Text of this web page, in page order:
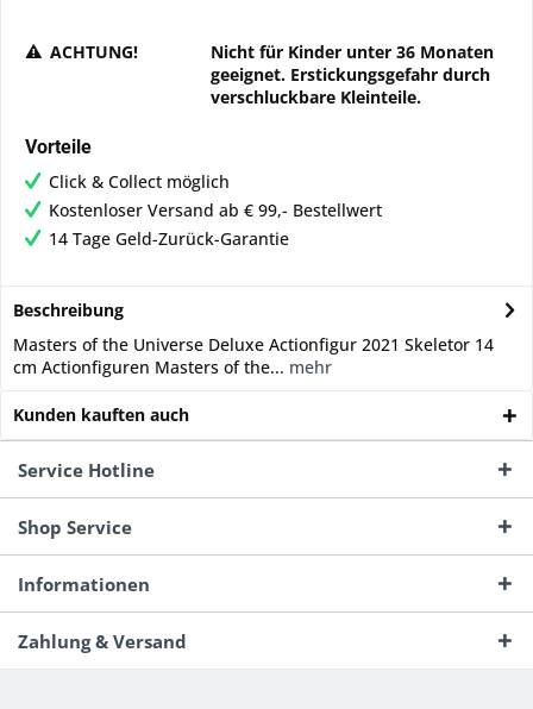
ACHTUNG!
Nicht für Kinder unter 36 Monaten
geeignet. Erstickungsgefahr durch
verschluckbare Kleinteile.
Vorteile
Click & Collect möglich
Kostenloser Versand ab € 99,- Bestellwert
14 Tage Geld-Zurück-Garantie
Beschreibung
Masters of the Universe Deluxe Actionfigur 2021 Skeletor 14
cm Actionfiguren Masters of the... mehr
Kunden kauften auch
Service Hotline
Shop Service
Informationen
Zahlung & Versand